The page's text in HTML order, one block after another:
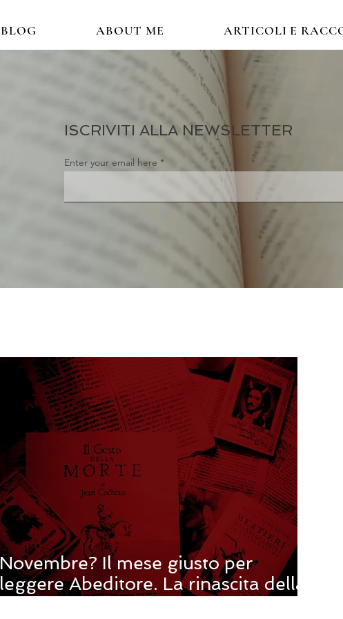
BLOG ABOUT ME ARTICOLI E
ISCRIVITI ALLA NEWSLETTER
Enter your email here
Novembre? Il mese giusto per
leggere Abeditore. La rinascita della